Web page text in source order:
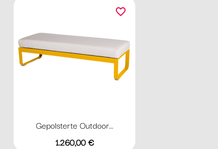
Gepolsterte Outdoor...
Preis
1.260,00 €
favorite_border